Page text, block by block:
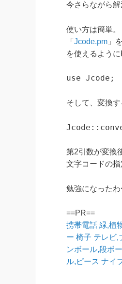
今さらながら
使い方は簡単。
「 Jcode.pm 」
を使えるよう
use Jcode;
そして、変換
第2引数が変換
文字コードの指
勉強になったわ
==PR==
携帯電話 緑,植
ー 椅子 テレビ,
ンボール,段ボ
ル,ピース ナイ